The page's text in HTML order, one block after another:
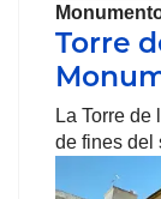
Torre
La Torre de
de fines del